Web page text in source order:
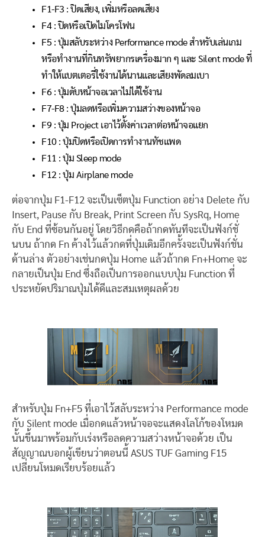
F1-F3 : ปิดเสียง, เพิ่มหรือลดเสียง
F4 : ปิดหรือเปิดไมโครโฟน
F5 : ปุ่มสลับระหว่าง Performance mode สำหรับเล่นเกม
หรือทำงานที่กินทรัพยากรเครื่องมาก ๆ และ Silent mode ที่
ทำให้แบตเตอรี่ใช้งานได้นานและเสียงพัดลมเบา
F6 : ปุ่มดับหน้าจอเวลาไม่ได้ใช้งาน
F7-F8 : ปุ่มลดหรือเพิ่มความสว่างของหน้าจอ
F9 : ปุ่ม Project เอาไว้ตั้งค่าเวลาต่อหน้าจอแยก
F10 : ปุ่มปิดหรือเปิดการทำงานทัชแพด
F11 : ปุ่ม Sleep mode
F12 : ปุ่ม Airplane mode
ต่อจากปุ่ม F1-F12 จะเป็นเซ็ตปุ่ม Function อย่าง Delete กับ
Insert, Pause กับ Break, Print Screen กับ SysRq, Home
กับ End ที่ซ้อนกันอยู่ โดยวิธีกดคือถ้ากดทันทีจะเป็นฟังก์ชั่
นบน ถ้ากด Fn ค้างไว้แล้วกดที่ปุ่มเดิมอีกครั้งจะเป็นฟังก์ชั่น
ด้านล่าง ตัวอย่างเช่นกดปุ่ม Home แล้วถ้ากด Fn+Home จะ
กลายเป็นปุ่ม End ซึ่งถือเป็นการออกแบบปุ่ม Function ที่
ประหยัดปริมาณปุ่มได้ดีและสมเหตุผลด้วย
สำหรับปุ่ม Fn+F5 ที่เอาไว้สลับระหว่าง Performance mode
กับ Silent mode เมื่อกดแล้วหน้าจอจะแสดงโลโก้ของโหมด
นั้นขึ้นมาพร้อมกับเร่งหรือลดความสว่างหน้าจอด้วย เป็น
สัญญาณบอกผู้เขียนว่าตอนนี้ ASUS TUF Gaming F15
เปลี่ยนโหมดเรียบร้อยแล้ว